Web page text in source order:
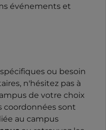
événements et
ou besoin
n'hésitez pas à
de votre choix
coordonnées sont
au campus